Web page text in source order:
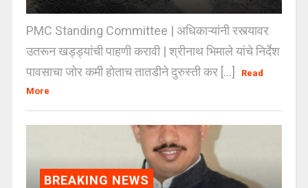
PMC Standing Committee | अधिकाऱ्यांनी रस्त्यावर
उतरून खड्ड्यांची पाहणी करावी | श्रीनाथ भिमाले यांचे निर्देश
पावसाचा जोर कमी होताच तातडीने दुरुस्ती कर [...]
Read
More
BREAKING NEWS